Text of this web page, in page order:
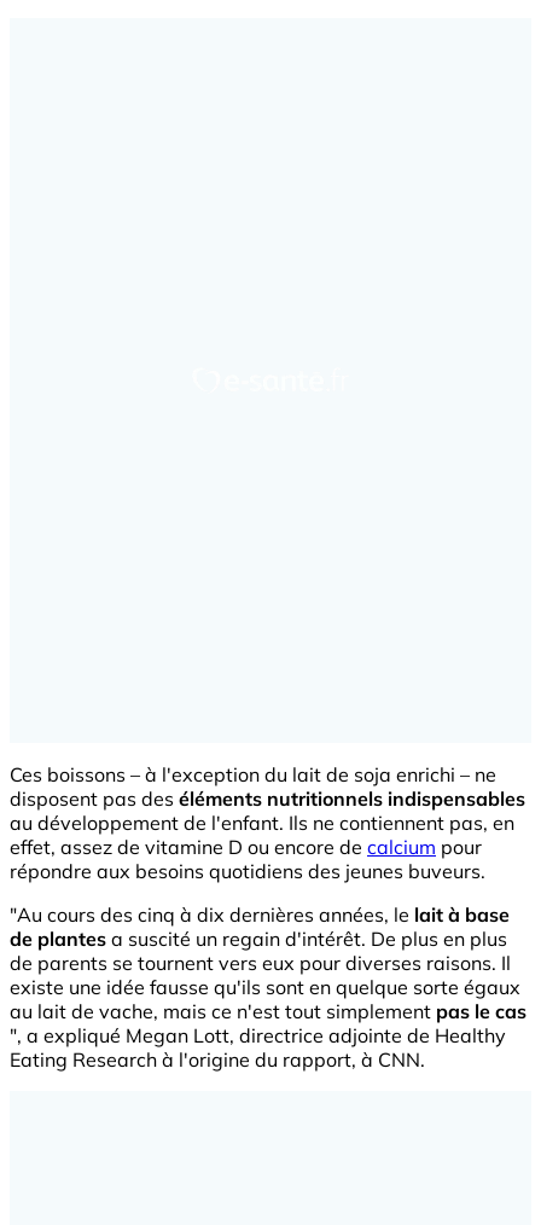
Ces boissons – à l'exception du lait de soja enrichi – ne
disposent pas des éléments nutritionnels indispensables
au développement de l'enfant. Ils ne contiennent pas, en
effet, assez de vitamine D ou encore de calcium pour
répondre aux besoins quotidiens des jeunes buveurs.
"Au cours des cinq à dix dernières années, le lait à base
de plantes a suscité un regain d'intérêt. De plus en plus
de parents se tournent vers eux pour diverses raisons. Il
existe une idée fausse qu'ils sont en quelque sorte égaux
au lait de vache, mais ce n'est tout simplement pas le cas
", a expliqué Megan Lott, directrice adjointe de Healthy
Eating Research à l'origine du rapport, à CNN.